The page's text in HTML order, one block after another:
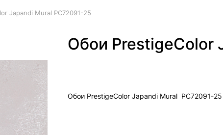
Japandi Mural PC72091-25
Обои PrestigeColor
Обои PrestigeColor Japandi Mural PC72091-25